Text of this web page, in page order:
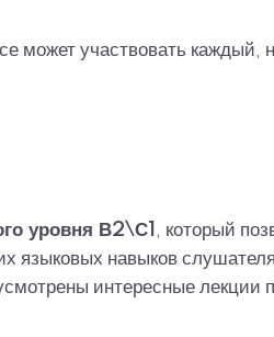
может участвовать каждый,
уровня В2\С1 , который
языковых навыков
интересные лекции